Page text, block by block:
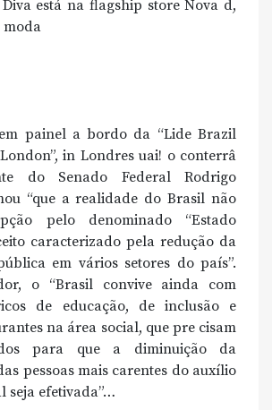
está na flagship store Nova d,
moda
painel a bordo da “Lide Brazil
in Londres uai! o conterrâ
do Senado Federal Rodrigo
“que a realidade do Brasil não
pelo denominado “Estado
caracterizado pela redução da
em vários setores do país”.
o “Brasil convive ainda com
de educação, de inclusão e
na área social, que pre cisam
para que a diminuição da
pessoas mais carentes do auxílio
seja efetivada”…